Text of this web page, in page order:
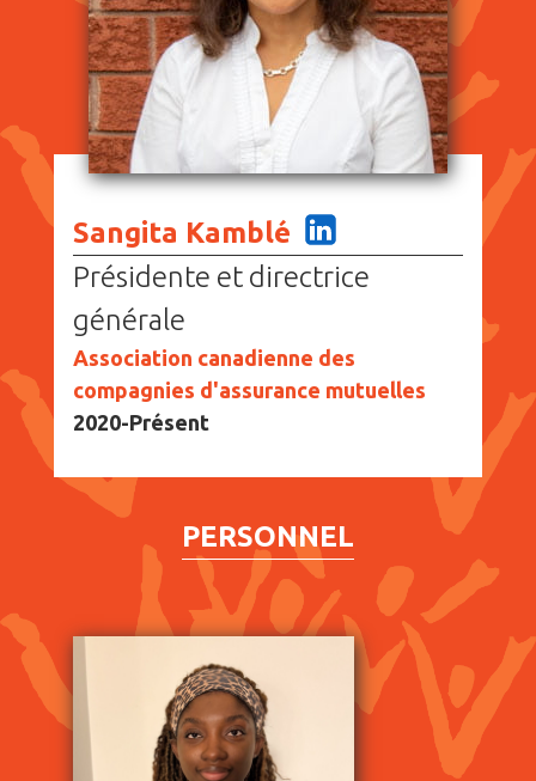
Sangita Kamblé
Présidente et directrice
générale
Association canadienne des
compagnies d'assurance mutuelles
2020-Présent
PERSONNEL